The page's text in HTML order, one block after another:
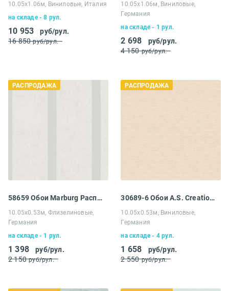
10.05х1.06м, Виниловые, Италия
на складе - 8 рул.
10 953
руб/рул.
16 850 руб/рул.
10.05х1.06м, Виниловые,
Германия
на складе - 1 рул.
2 698
руб/рул.
4 150 руб/рул.
РАСПРОДАЖА
58659 Обои Marburg Распродажа
10.05х0.53м, Флизелиновые,
Германия
на складе - 1 рул.
1 398
руб/рул.
2 150 руб/рул.
РАСПРОДАЖА
30689-6 Обои A.S. Creation Распродажа
10.05х0.53м, Виниловые,
Германия
на складе - 4 рул.
1 658
руб/рул.
2 550 руб/рул.